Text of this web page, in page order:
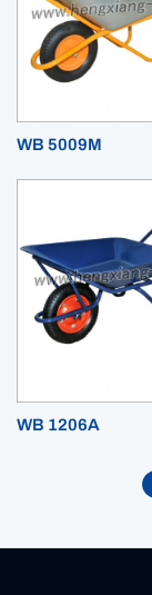
WB 5009M
WB 1206A